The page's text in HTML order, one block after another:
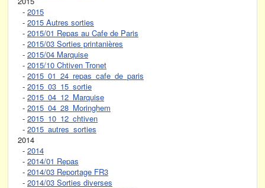
- 2015
- 2015 Autres sorties
- 2015/01 Repas au Cafe de Paris
- 2015/03 Sorties printanières
- 2015/04 Marquise
- 2015/10 Chtiven Tronet
- 2015_01_24_repas_cafe_de_paris
- 2015_03_15_sortie
- 2015_04_12_Marquise
- 2015_04_28_Moringhem
- 2015_10_12_chtiven
- 2015_autres_sorties
2014
- 2014
- 2014/01 Repas
- 2014/03 Reportage FR3
- 2014/03 Sorties diverses